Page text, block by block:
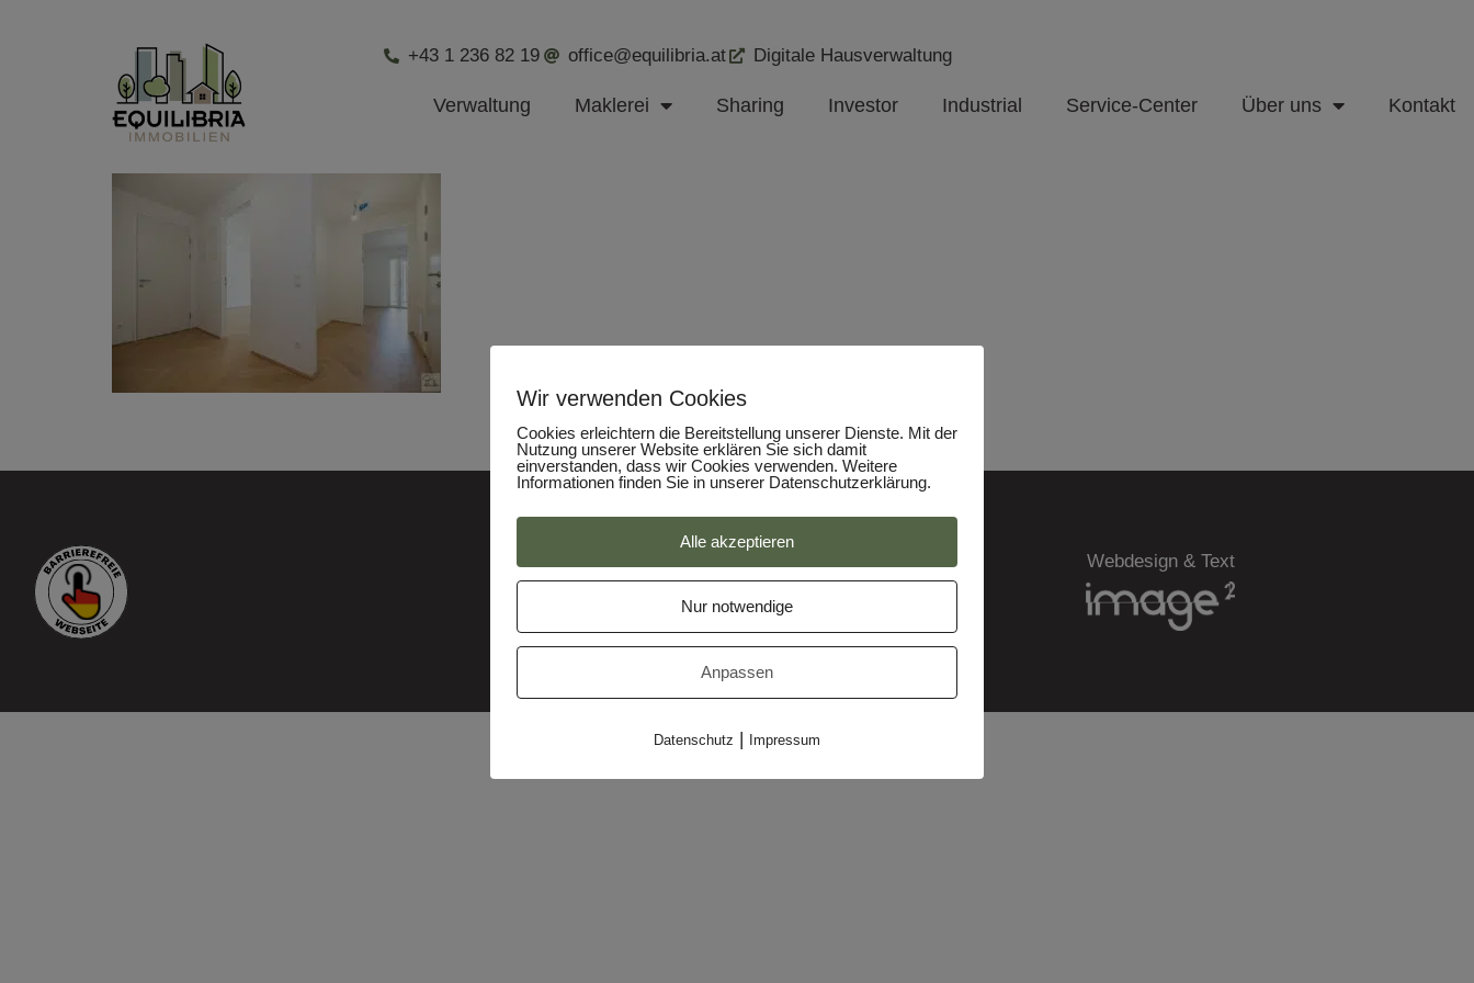
+43 1 236 82 19 office@equilibria.at Digitale Hausverwaltung
Verwaltung Maklerei Sharing Investor Industrial Service-Center Über uns Kontakt
Datenschutz Webdesign & Text
Wir verwenden Cookies
Cookies erleichtern die Bereitstellung unserer Dienste. Mit der
Nutzung unserer Website erklären Sie sich damit
einverstanden, dass wir Cookies verwenden. Weitere
Informationen finden Sie in unserer Datenschutzerklärung.
Alle akzeptieren
Nur notwendige
Anpassen
Datenschutz | Impressum